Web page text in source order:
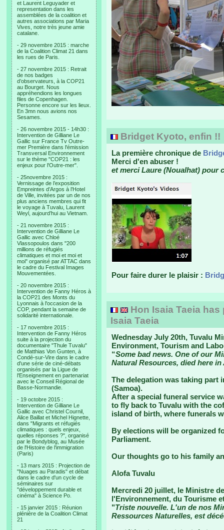
et Laurent Leguyader et
representation dans les
assemblées de la coalition et
autres associations par Maria
Vives, notre très jeune amie
catalane.
- 29 novembre 2015 : marche
de la Coalition Climat 21 dans
les rues de Paris.
- 27 novembre 2015 : Retrait
de nos badges
d’observateurs, à la COP21
au Bourget. Nous
appréhendions les longues
files de Copenhagen.
Personne encore sur les lieux.
En 3mn nous avions nos
Sesames.
- 26 novembre 2015 - 14h30 :
Intervention de Gilliane Le
Gallic sur France Tv Outre-
mer Première dans l'émission
Transversal Environnement
sur le thème "COP21 : les
enjeux pour l'Outre-mer".
- 25novembre 2015 :
Vernissage de l’exposition
Empreintes d’Argos à l’Hotel
de Ville, invitées par un de nos
plus anciens membres qui fit
le voyage à Tuvalu, Laurent
Weyl, aujourd’hui au Vietnam.
- 21 novembre 2015 :
Intervention de Gilliane Le
Gallic avec Chloé
Vlassopoulos dans "200
millions de réfugiés
climatiques et moi et moi et
moi" organisé par ATTAC dans
le cadre du Festival Images
Mouvementées.
- 20 novembre 2015 :
Intervention de Fanny Héros à
la COP21 des Monts du
Lyonnais à l'occasion de la
COP, pendant la semaine de
solidarité internationale.
- 17 novembre 2015 :
Intervention de Fanny Héros
suite à la projection du
documentaire "Thule Tuvalu"
de Matthias Von Gunten, à
Condé-sur-Vire dans le cadre
d'une série de ciné-débats
organisés par la Ligue de
l'Enseignement en partenariat
avec le Conseil Régional de
Basse-Normandie.
- 19 octobre 2015 :
Intervention de Gilliane Le
Gallic avec Christel Cournil,
Alice Baillat et Michel Hignette,
dans "Migrants et réfugiés
climatiques : quels enjeux,
quelles réponses ?", organisé
par le Bondyblog, au Musée
de l'Histoire de l'immigration
(Paris)
- 13 mars 2015 : Projection de
"Nuages au Paradis" et débat
dans le cadre d'un cycle de
séminaires sur
"développement durable et
cinéma" à Science Po.
- 15 janvier 2015 : Réunion
plénière de la Coalition Climat
21
Bridget Kyoto, enfin !!
La première chronique de
Merci d'en abuser !
et merci Laure (Noualhat) pour
Pour faire durer le plaisir :
Hon Isaia Taeia
Isaia Taeia
Wednesday July 20th, Tuvalu
Environment, Tourism and
“Some bad news. One of our
Natural Resources, died here in
The delegation was taking part
(Samoa).
After a special funeral service
to fly back to Tuvalu with the
island of birth, where funerals
By elections will be organized
Parliament.
Our thoughts go to his family
Alofa Tuvalu
Mercredi 20 juillet, le Ministre
l'Environnement, du Tourisme
"Triste nouvelle. L'un de nos
Ressources Naturelles, est